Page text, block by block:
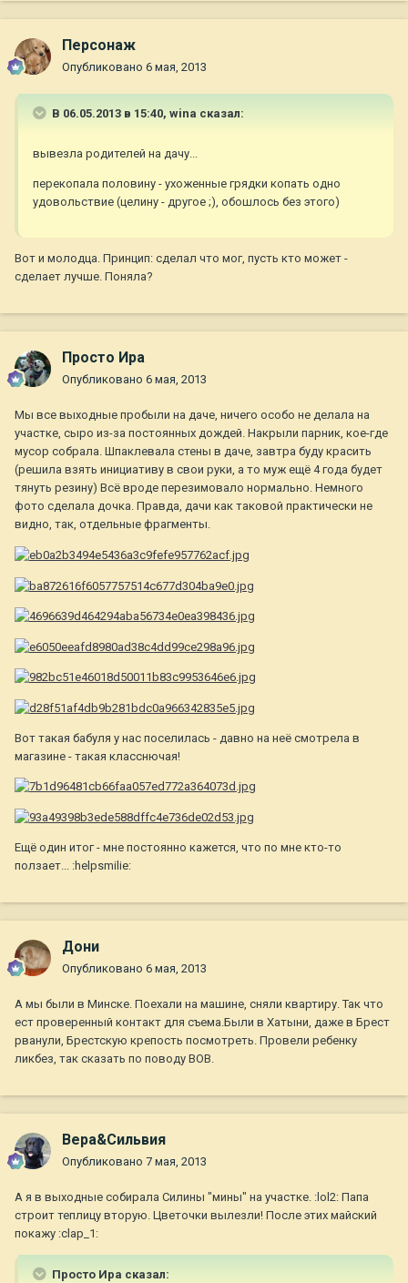
Персонаж
Опубликовано 6 мая, 2013
В 06.05.2013 в 15:40, wina сказал:
вывезла родителей на дачу...
перекопала половину - ухоженные грядки копать одно
удовольствие (целину - другое ;), обошлось без этого)
Вот и молодца. Принцип: сделал что мог, пусть кто может -
сделает лучше. Поняла?
Просто Ира
Опубликовано 6 мая, 2013
Мы все выходные пробыли на даче, ничего особо не делала на
участке, сыро из-за постоянных дождей. Накрыли парник, кое-где
мусор собрала. Шпаклевала стены в даче, завтра буду красить
(решила взять инициативу в свои руки, а то муж ещё 4 года будет
тянуть резину) Всё вроде перезимовало нормально. Немного
фото сделала дочка. Правда, дачи как таковой практически не
видно, так, отдельные фрагменты.
Вот такая бабуля у нас поселилась - давно на неё смотрела в
магазине - такая класснючая!
Ещё один итог - мне постоянно кажется, что по мне кто-то
ползает... :helpsmilie:
Дони
Опубликовано 6 мая, 2013
А мы были в Минске. Поехали на машине, сняли квартиру. Так что
ест проверенный контакт для съема.Были в Хатыни, даже в Брест
рванули, Брестскую крепость посмотреть. Провели ребенку
ликбез, так сказать по поводу ВОВ.
Вера&Сильвия
Опубликовано 7 мая, 2013
А я в выходные собирала Силины "мины" на участке. :lol2: Папа
строит теплицу вторую. Цветочки вылезли! После этих майский
покажу :clap_1:
Просто Ира сказал: